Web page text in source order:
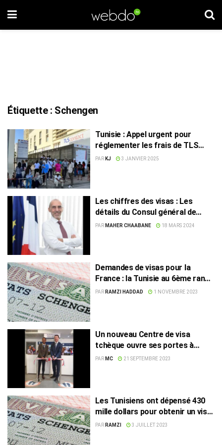
Étiquette : Schengen
Tunisie : Appel urgent pour
réglementer les frais de TLS
Contact
PAR KJ 3 JANVIER 2025
Les chiffres des visas : Les
détails du Consul général de
France en Tunisie
PAR MAHER CHAABANE 18 MARS 2024
Demandes de visas pour la
France : la Tunisie au 6ème rang
mondial !
PAR RAMZI HADDAD 1 NOVEMBRE 2023
Un nouveau Centre de visa
tchèque ouvre ses portes à
Tunis
PAR MC 21 SEPTEMBRE 2023
Les Tunisiens ont dépensé 430
mille dollars pour obtenir un visa
Schengen
PAR RAMZI 3 JUILLET 2023